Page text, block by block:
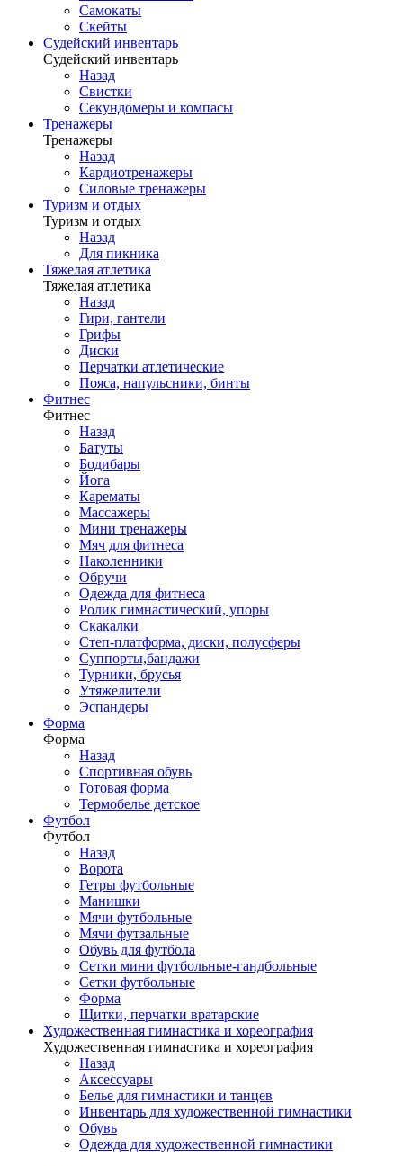
Самокаты
Скейты
Судейский инвентарь
Судейский инвентарь
Назад
Свистки
Секундомеры и компасы
Тренажеры
Тренажеры
Назад
Кардиотренажеры
Силовые тренажеры
Туризм и отдых
Туризм и отдых
Назад
Для пикника
Тяжелая атлетика
Тяжелая атлетика
Назад
Гири, гантели
Грифы
Диски
Перчатки атлетические
Пояса, напульсники, бинты
Фитнес
Фитнес
Назад
Батуты
Бодибары
Йога
Карематы
Массажеры
Мини тренажеры
Мяч для фитнеса
Наколенники
Обручи
Одежда для фитнеса
Ролик гимнастический, упоры
Скакалки
Степ-платформа, диски, полусферы
Суппорты,бандажи
Турники, брусья
Утяжелители
Эспандеры
Форма
Форма
Назад
Спортивная обувь
Готовая форма
Термобелье детское
Футбол
Футбол
Назад
Ворота
Гетры футбольные
Манишки
Мячи футбольные
Мячи футзальные
Обувь для футбола
Сетки мини футбольные-гандбольные
Сетки футбольные
Форма
Щитки, перчатки вратарские
Художественная гимнастика и хореография
Художественная гимнастика и хореография
Назад
Аксессуары
Белье для гимнастики и танцев
Инвентарь для художественной гимнастики
Обувь
Одежда для художественной гимнастики